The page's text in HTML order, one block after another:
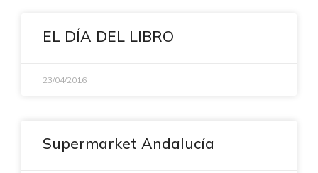
EL DÍA DEL LIBRO
23/04/2016
Supermarket Andalucía